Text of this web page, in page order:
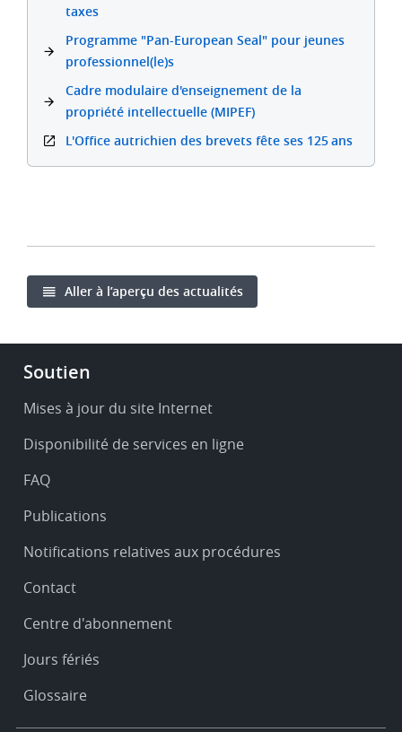
taxes
Programme "Pan-European Seal" pour jeunes
professionnel(le)s
Cadre modulaire d'enseignement de la
propriété intellectuelle (MIPEF)
L'Office autrichien des brevets fête ses 125 ans
Aller à l’aperçu des actualités
Footer
Service
support
Soutien
Mises à jour du site Internet
Disponibilité de services en ligne
FAQ
Publications
Notifications relatives aux procédures
Contact
Centre d'abonnement
Jours fériés
Glossaire